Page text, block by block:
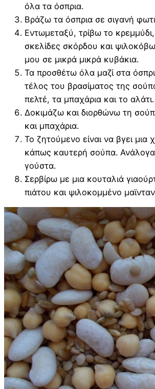
όλα τα όσπρια.
Βράζω τα όσπρια σε σιγανή
Εντωμεταξύ, τρίβω το
σκελίδες σκόρδου και
μου σε μικρά μικρά κυβάκια.
Τα προσθέτω όλα μαζί στα
τέλος του βρασίματος της
πελτέ, τα μπαχάρια και το αλάτι.
Δοκιμάζω και διορθώνω τη
και μπαχάρια.
Το ζητούμενο είναι να βγει μια
κάπως καυτερή σούπα.
γούστα.
Σερβίρω με μια κουταλιά
πιάτου και ψιλοκομμένο